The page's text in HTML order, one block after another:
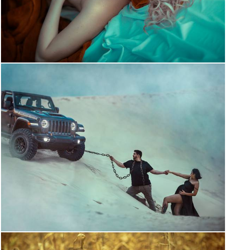
1364 1
1356 0